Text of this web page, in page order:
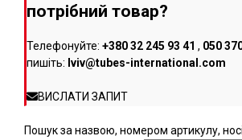
потрібний товар?
Телефонуйте: +380 32 245 93 41 , 050
пишіть: lviv@tubes-international.com
ВИСЛАТИ ЗАПИТ
Пошук за назвою, номером артикулу,